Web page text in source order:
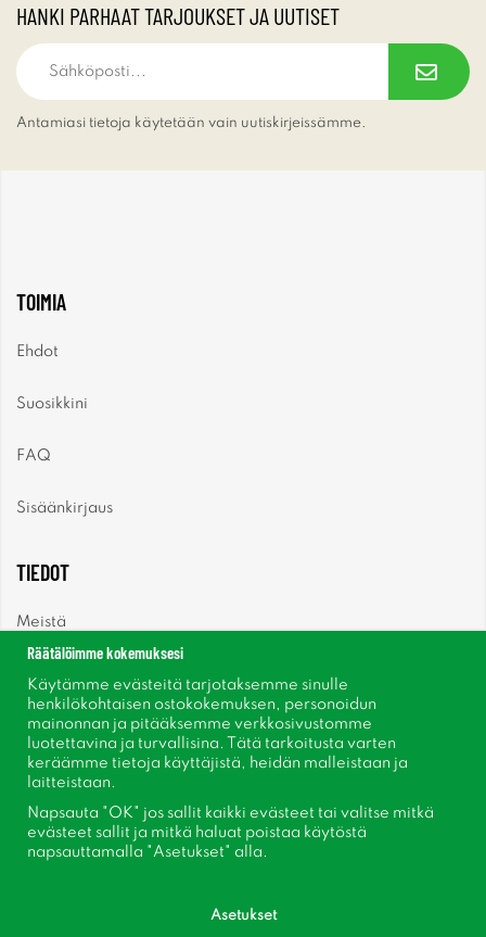
HANKI PARHAAT TARJOUKSET JA UUTISET
Antamiasi tietoja käytetään vain uutiskirjeissämme.
TOIMIA
Ehdot
Suosikkini
FAQ
Sisäänkirjaus
TIEDOT
Meistä
Uutiset
Uutiskirje
Tietoja evästeistä
Inspiraatiota
Räätälöimme kokemuksesi
Käytämme evästeitä tarjotaksemme sinulle
henkilökohtaisen ostokokemuksen, personoidun
mainonnan ja pitääksemme verkkosivustomme
luotettavina ja turvallisina. Tätä tarkoitusta varten
keräämme tietoja käyttäjistä, heidän malleistaan ​​ja
laitteistaan.
Napsauta "OK" jos sallit kaikki evästeet tai valitse mitkä
evästeet sallit ja mitkä haluat poistaa käytöstä
napsauttamalla "Asetukset" alla.
Asetukset